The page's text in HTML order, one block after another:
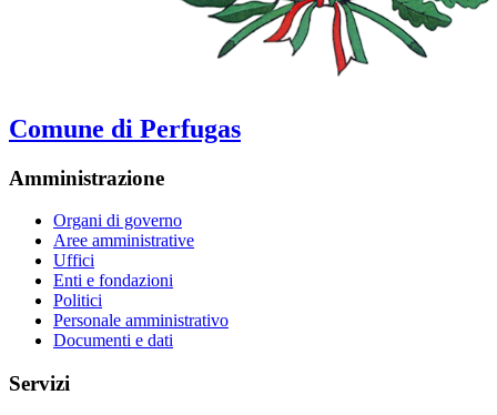
Comune di Perfugas
Amministrazione
Organi di governo
Aree amministrative
Uffici
Enti e fondazioni
Politici
Personale amministrativo
Documenti e dati
Servizi